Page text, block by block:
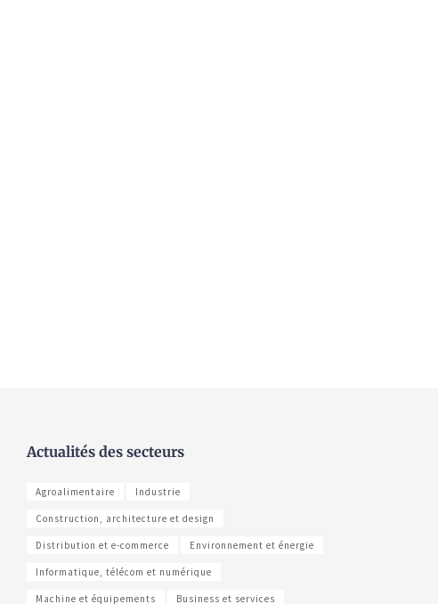
Actualités des secteurs
Agroalimentaire Industrie
Construction, architecture et design
Distribution et e-commerce Environnement et énergie
Informatique, télécom et numérique
Machine et équipements Business et services